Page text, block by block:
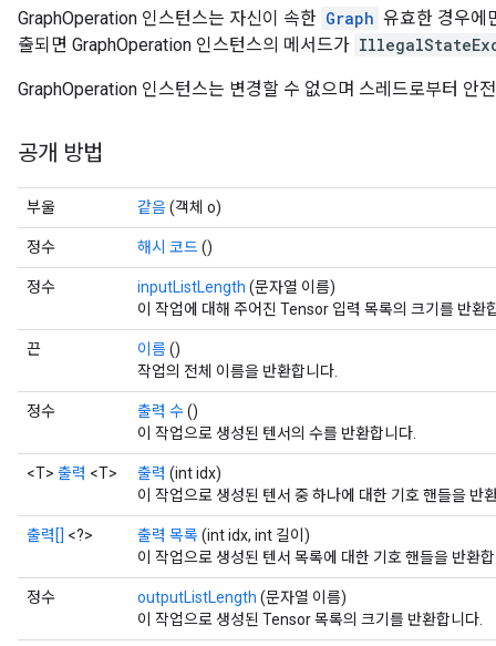
GraphOperation 인스턴스는 자신이 속한 Graph 유효한 경우에
출되면 GraphOperation 인스턴스의 메서드가
GraphOperation 인스턴스는 변경할 수 없으며 스레드로부터 안
공개 방법
부울 같음(객체 o)
정수 해시 코드()
정수 inputListLength (문자열 이름)
이 작업에 대해 주어진 Tensor 입력 목록의 크기를 반환
끈 이름()
작업의 전체 이름을 반환합니다.
정수 출력 수()
이 작업으로 생성된 텐서의 수를 반환합니다.
<T> 출력 <T> 출력 (int idx)
이 작업으로 생성된 텐서 중 하나에 대한 기호 핸들을 반
출력[] <?> 출력 목록(int idx, int 길이)
이 작업으로 생성된 텐서 목록에 대한 기호 핸들을 반환
정수 outputListLength (문자열 이름)
이 작업으로 생성된 Tensor 목록의 크기를 반환합니다.